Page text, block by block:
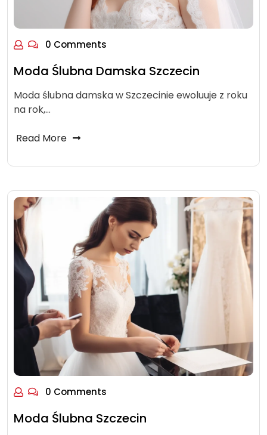
0 Comments
Moda Ślubna Damska Szczecin
Moda ślubna damska w Szczecinie ewoluuje z roku
na rok,…
Read More
0 Comments
Moda Ślubna Szczecin